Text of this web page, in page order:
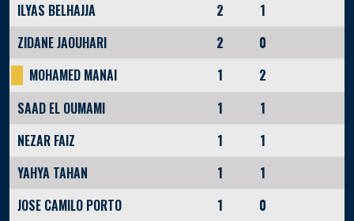
ILYAS BELHAJJA 2
1
ZIDANE JAOUHARI
2
0
MOHAMED MANAI
1
2
SAAD EL OUMAMI
1
1
NEZAR FAIZ
1
1
YAHYA TAHAN
1
1
JOSE CAMILO PORTO
1
0